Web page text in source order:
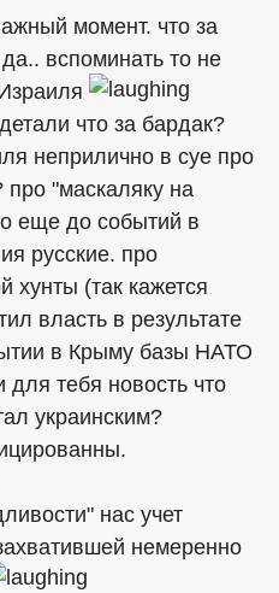
момент. что за
вспоминать то не
что за бардак?
неприлично в суе про
про "маскаляку на
еще до событий в
русские. про
хунты (так кажется
власть в результате
в Крыму базы НАТО
для тебя новость что
украинским?
нас учет
немеренно